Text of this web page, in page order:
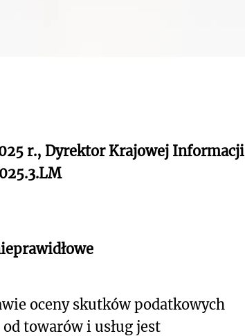
r., Dyrektor Krajowej Informacji
oceny skutków podatkowych
towarów i usług jest